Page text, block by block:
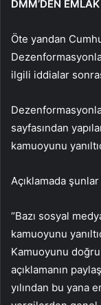
DMM’DEN
Öte yandan
ilgili iddialar
sayfasından
kamuoyunu
Açıklamada
“Bazı sosyal
kamuoyunu
Kamuoyunu
açıklamanın
yılından bu yana